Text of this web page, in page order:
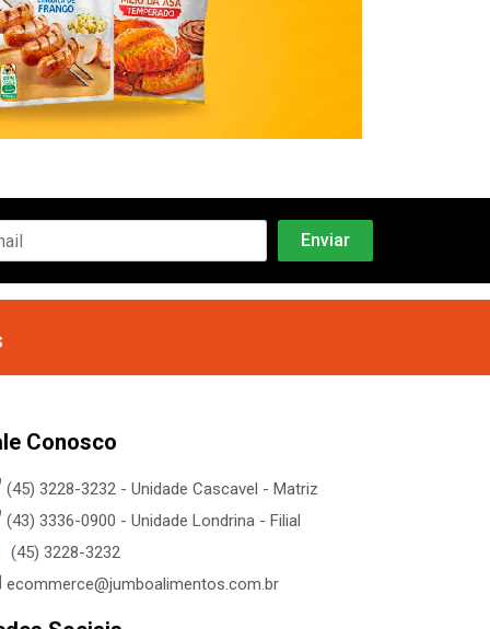
Conosco
(45) 3228-3232 - Unidade Cascavel - Matriz
(43) 3336-0900 - Unidade Londrina - Filial
(45) 3228-3232
ecommerce@jumboalimentos.com.br